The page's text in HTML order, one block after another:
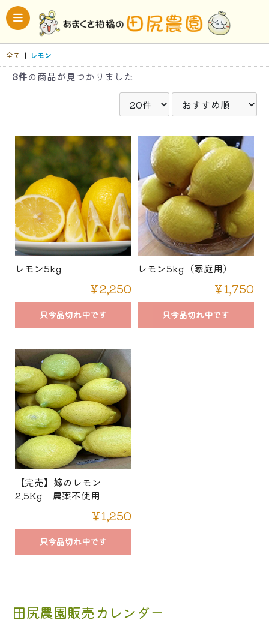
全て | レモン
3件の商品が見つかりました
レモン5kg
￥2,250
只今品切れ中です
レモン5kg（家庭用）
￥1,750
只今品切れ中です
【完売】嫁のレモン
2.5Kg 農薬不使用
￥1,250
只今品切れ中です
田尻農園販売カレンダー